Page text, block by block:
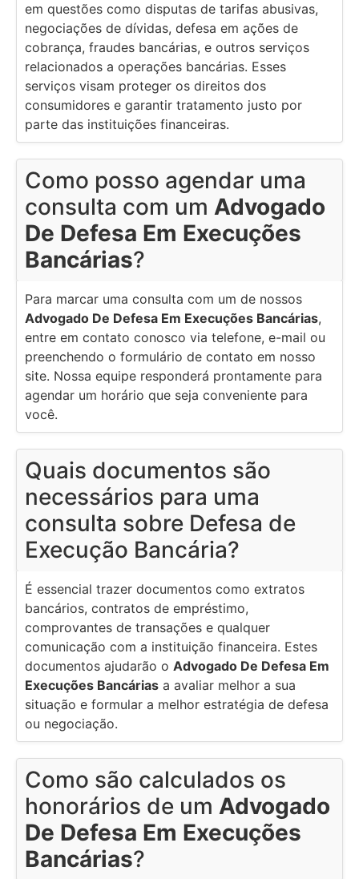
em questões como disputas de tarifas abusivas,
negociações de dívidas, defesa em ações de
cobrança, fraudes bancárias, e outros serviços
relacionados a operações bancárias. Esses
serviços visam proteger os direitos dos
consumidores e garantir tratamento justo por
parte das instituições financeiras.
Como posso agendar uma
consulta com um Advogado
De Defesa Em Execuções
Bancárias?
Para marcar uma consulta com um de nossos
Advogado De Defesa Em Execuções Bancárias,
entre em contato conosco via telefone, e-mail ou
preenchendo o formulário de contato em nosso
site. Nossa equipe responderá prontamente para
agendar um horário que seja conveniente para
você.
Quais documentos são
necessários para uma
consulta sobre Defesa de
Execução Bancária?
É essencial trazer documentos como extratos
bancários, contratos de empréstimo,
comprovantes de transações e qualquer
comunicação com a instituição financeira. Estes
documentos ajudarão o Advogado De Defesa Em
Execuções Bancárias a avaliar melhor a sua
situação e formular a melhor estratégia de defesa
ou negociação.
Como são calculados os
honorários de um Advogado
De Defesa Em Execuções
Bancárias?